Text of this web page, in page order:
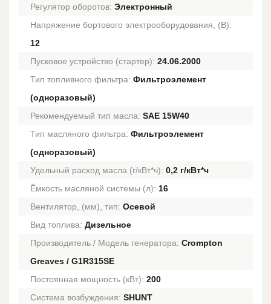
Регулятор оборотов: Электронный
Напряжение бортового электрооборудования, (В):
12
Пусковое устройство (стартер): 24.06.2000
Тип топливного фильтра: Фильтроэлемент
(одноразовый)
Рекомендуемый тип масла: SAE 15W40
Тип масляного фильтра: Фильтроэлемент
(одноразовый)
Удельный расход масла (г/кВт*ч): 0,2 г/кВт*ч
Ёмкость масляной системы (л): 16
Вентилятор, (мм), тип: Осевой
Вид топлива: Дизельное
Производитель / Модель генератора: Crompton
Greaves / G1R315SE
Постоянная мощность (кВт): 200
Система возбуждения: SHUNT